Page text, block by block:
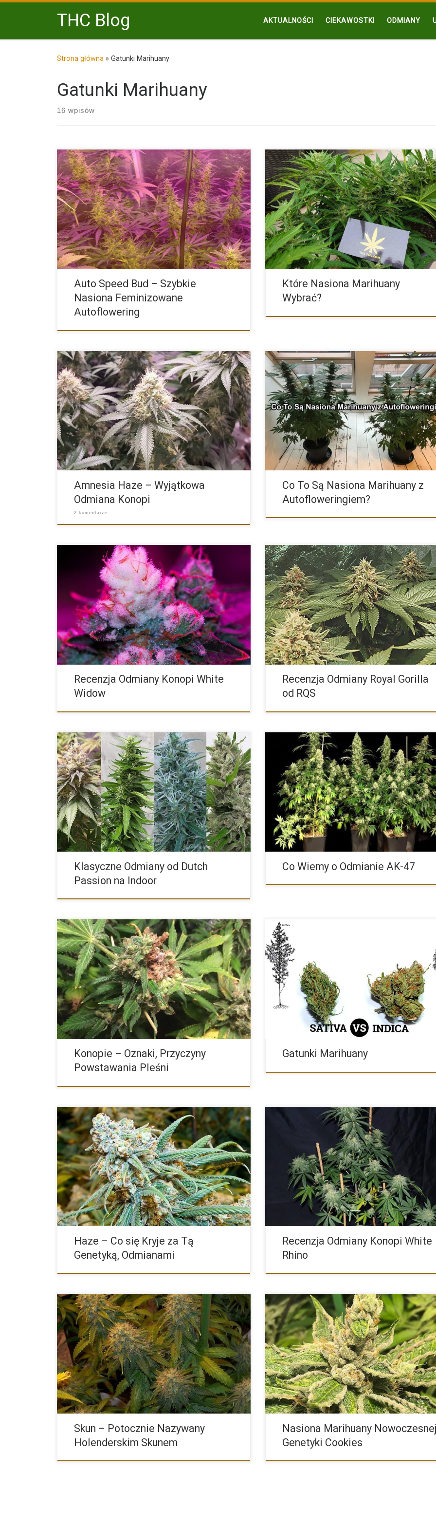
Przejdź do treściTHC Blog AKTUALNOŚCI CIEKAWOSTKI ODMIANY
Strona główna » Gatunki Marihuany
Gatunki Marihuany
16 wpisów
Dlaczego warto wybrać Auto Speed Bud? Auto Speed Bud to
[…]
Auto Speed Bud – Szybkie
Nasiona Feminizowane
Autoflowering
To pytanie, które zadaje sobie wiele osób, które chcą
rozpocząć […]
Które Nasiona Marihuany
Wybrać?
Jednymi z najpopularniejszych i najbardziej rozpoznawalnych
odmian konopi na świecie […]
Amnesia Haze – Wyjątkowa
Odmiana Konopi
2 komentarze
Cannabis Ruderalis jest rośliną szczególną. Od konopi
indyjskiej i siewnej […]
Co To Są Nasiona Marihuany z
Autofloweringiem?
White Widow to jedna z najbardziej znanych i popularnych
odmian […]
Recenzja Odmiany Konopi White
Widow
Charakterystyka Nasion Marihuany Odmiany Konopi
Gorilla od Producenta Royal […]
Recenzja Odmiany Royal Gorilla
od RQS
Obecnie na rynku konopnym mamy niezliczoną ilość nasion
marihuany różnych […]
Klasyczne Odmiany od Dutch
Passion na Indoor
Skąd się wywodzi jedna z najsłynniejszych a tym samym
najlepszych […]
Co Wiemy o Odmianie AK-47
Oznaki Oraz Przyczyny Powstawania Pleśni i Grzybów w
Uprawie Konopi […]
Konopie – Oznaki, Przyczyny
Powstawania Pleśni
Sativa vs Indica: gatunki marihuany i ich oddziaływanie W
każdym […]
Gatunki Marihuany
Legendy otaczające Haze sprawiają, że wiele osób jest
zarówno zaintrygowanych […]
Haze – Co się Kryje za Tą
Genetyką, Odmianami
White Rhino to klasyczna, mocno uderzająca odmiana
która blisko […]
Recenzja Odmiany Konopi White
Rhino
Skunk jest bez wątpienia jedną z najbardziej znanych odmian
marihuany […]
Skun – Potocznie Nazywany
Holenderskim Skunem
Zanurzmy się w historii genetyki Cookies. Genetyka
jest relatywnie […]
Nasiona Marihuany
Genetyki Cookies